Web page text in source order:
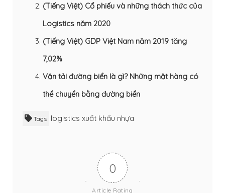
(Tiếng Việt) Cổ phiếu và những thách thức của
Logistics năm 2020
(Tiếng Việt) GDP Việt Nam năm 2019 tăng
7,02%
Vận tải đường biển là gì? Những mặt hàng có
thể chuyển bằng đường biển
Tags logistics xuất khẩu nhựa
0
Article Rating